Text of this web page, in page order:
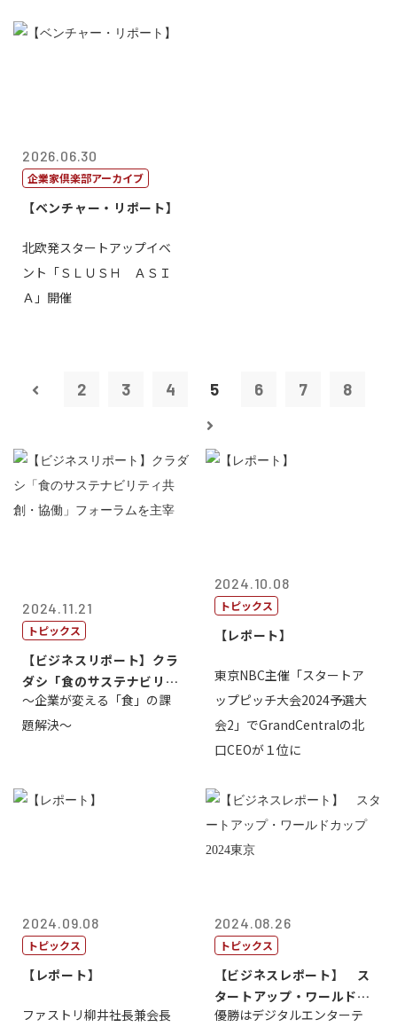
2026.06.30
企業家倶楽部アーカイブ
【ベンチャー・リポート】
北欧発スタートアップイベ
ント「ＳＬＵＳＨ ＡＳＩ
Ａ」開催
2 3 4 5 6 7 8
2024.11.21
トピックス
【ビジネスリポート】クラ
ダシ「食のサステナビリテ
ィ共創・協働...
～企業が変える「食」の課
題解決～
2024.10.08
トピックス
【レポート】
東京NBC主催「スタートア
ップピッチ大会2024予選大
会2」でGrandCentralの北
口CEOが１位に
2024.09.08
トピックス
【レポート】
ファストリ柳井社長兼会長
2024.08.26
トピックス
【ビジネスレポート】 ス
タートアップ・ワールドカ
ップ2024...
優勝はデジタルエンターテ